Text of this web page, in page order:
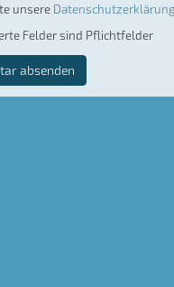
unsere Datenschutzerklärung
Felder sind Pflichtfelder
absenden